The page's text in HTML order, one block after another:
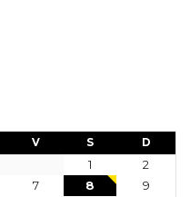
V S D
1
2
7 8
9